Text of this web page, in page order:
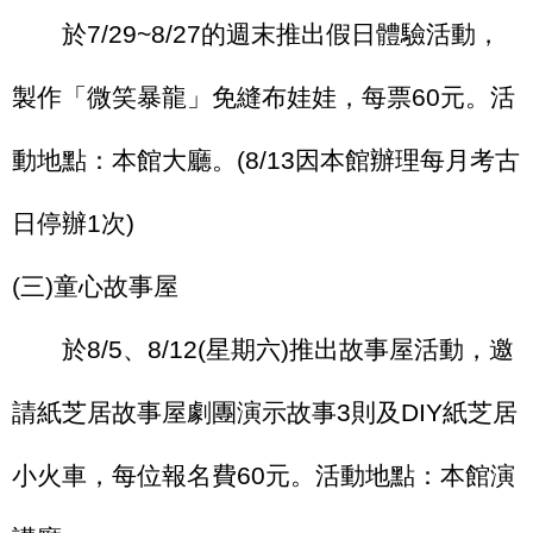
於7/29~8/27的週末推出假日體驗活動，
製作「微笑暴龍」免縫布娃娃，每票60元。活
動地點：本館大廳。 (8/13因本館辦理每月考古
日停辦1次)
(三)童心故事屋
於8/5、 8/12(星期六)推出故事屋活動，邀
請紙芝居故事屋劇團演示故事3則及 DIY紙芝居
小火車，每位報名費60元。活動地點：本館演